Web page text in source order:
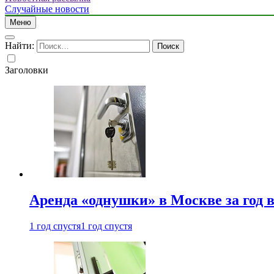
Случайные новости
Меню
Найти:
Заголовки
Аренда «однушки» в Москве за год
1 год спустя1 год спустя